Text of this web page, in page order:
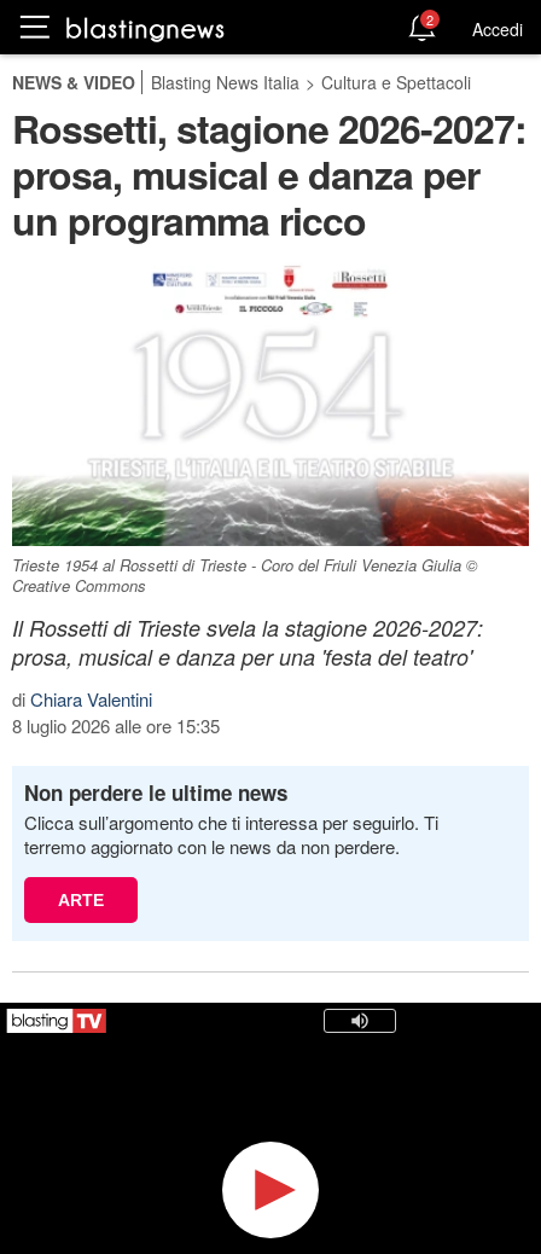
2 Accedi
NEWS & VIDEO Blasting News Italia > Cultura e Spettacoli
Rossetti, stagione 2026-2027:
prosa, musical e danza per
un programma ricco
Trieste 1954 al Rossetti di Trieste - Coro del Friuli Venezia Giulia ©
Creative Commons
Il Rossetti di Trieste svela la stagione 2026-2027:
prosa, musical e danza per una 'festa del teatro'
diChiara Valentini
8 luglio 2026 alle ore 15:35
Non perdere le ultime news
Clicca sull’argomento che ti interessa per seguirlo. Ti
terremo aggiornato con le news da non perdere.
ARTE